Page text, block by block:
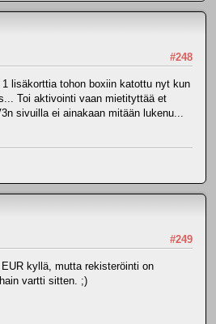
#248
lisäkorttia tohon boxiin katottu nyt kun
Toi aktivointi vaan mietityttää et
sivuilla ei ainakaan mitään lukenu...
#249
kyllä, mutta rekisteröinti on
vartti sitten. ;)